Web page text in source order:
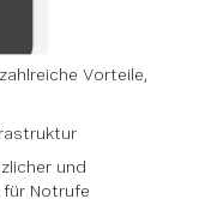
Vorteile,
und
für Notrufe